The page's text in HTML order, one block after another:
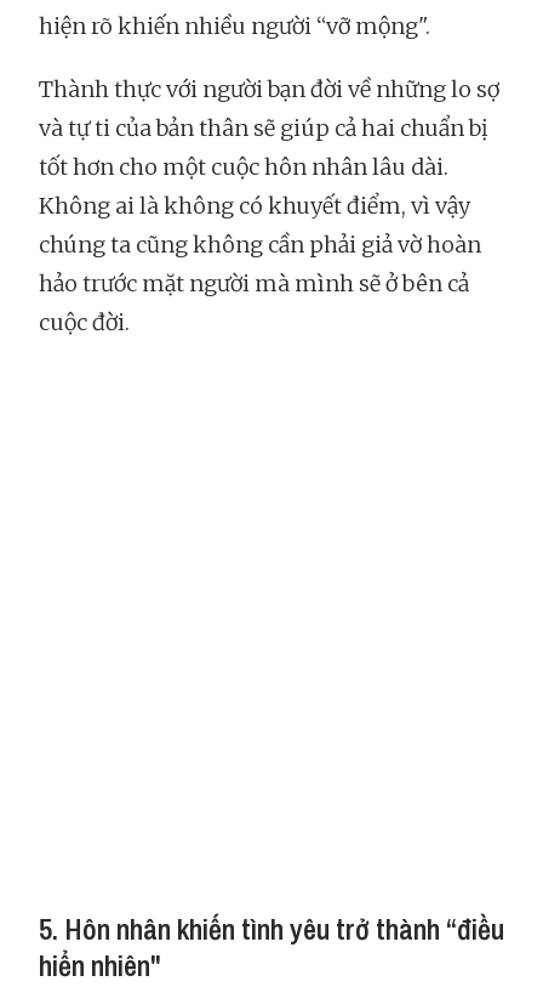
hiện rõ khiến nhiều người “vỡ mộng".
Thành thực với người bạn đời về những lo sợ
và tự ti của bản thân sẽ giúp cả hai chuẩn bị
tốt hơn cho một cuộc hôn nhân lâu dài.
Không ai là không có khuyết điểm, vì vậy
chúng ta cũng không cần phải giả vờ hoàn
hảo trước mặt người mà mình sẽ ở bên cả
cuộc đời.
5. Hôn nhân khiến tình yêu trở thành “điều
hiển nhiên"